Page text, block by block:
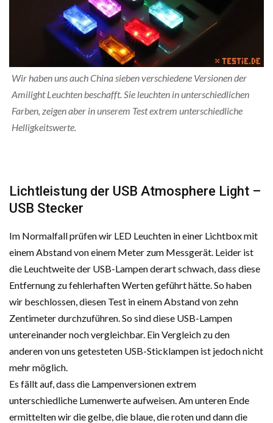
Wir haben uns auch China sieben verschiedene Versionen der
Amilight Leuchten beschafft. Sie leuchten in unterschiedlichen
Farben, zeigen aber in unserem Test extrem unterschiedliche
Helligkeitswerte.
Lichtleistung der USB Atmosphere Light –
USB Stecker
Im Normalfall prüfen wir LED Leuchten in einer Lichtbox mit
einem Abstand von einem Meter zum Messgerät. Leider ist
die Leuchtweite der USB-Lampen derart schwach, dass diese
Entfernung zu fehlerhaften Werten geführt hätte. So haben
wir beschlossen, diesen Test in einem Abstand von zehn
Zentimeter durchzuführen. So sind diese USB-Lampen
untereinander noch vergleichbar. Ein Vergleich zu den
anderen von uns getesteten USB-Sticklampen ist jedoch nicht
mehr möglich.
Es fällt auf, dass die Lampenversionen extrem
unterschiedliche Lumenwerte aufweisen. Am unteren Ende
ermittelten wir die gelbe, die blaue, die roten und dann die